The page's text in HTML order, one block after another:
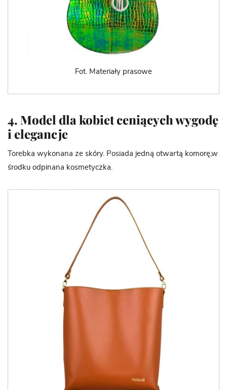
Fot. Materiały prasowe
4. Model dla kobiet ceniących wygodę
i elegancje
Torebka wykonana ze skóry. Posiada jedną otwartą komorę,w
środku odpinana kosmetyczka.